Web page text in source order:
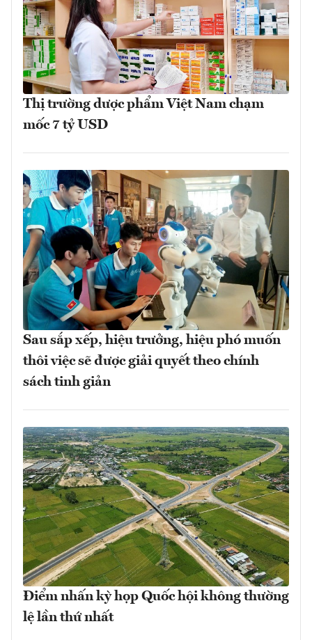
Thị trường dược phẩm Việt Nam chạm
mốc 7 tỷ USD
Sau sắp xếp, hiệu trưởng, hiệu phó muốn
thôi việc sẽ được giải quyết theo chính
sách tinh giản
Điểm nhấn kỳ họp Quốc hội không thường
lệ lần thứ nhất